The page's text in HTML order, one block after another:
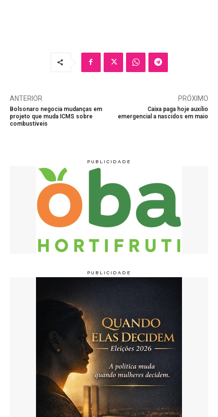
ANTERIOR
Bolsonaro negocia mudanças em
projeto que muda ICMS sobre
combustíveis
PRÓXIMO
Caixa paga hoje auxílio
emergencial a nascidos em maio